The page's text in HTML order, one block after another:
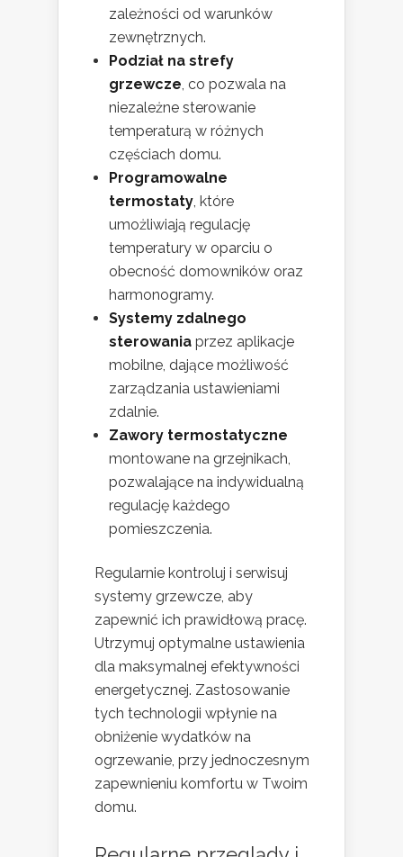
zależności od warunków
zewnętrznych.
Podział na strefy
grzewcze, co pozwala na
niezależne sterowanie
temperaturą w różnych
częściach domu.
Programowalne
termostaty, które
umożliwiają regulację
temperatury w oparciu o
obecność domowników oraz
harmonogramy.
Systemy zdalnego
sterowania przez aplikacje
mobilne, dające możliwość
zarządzania ustawieniami
zdalnie.
Zawory termostatyczne
montowane na grzejnikach,
pozwalające na indywidualną
regulację każdego
pomieszczenia.
Regularnie kontroluj i serwisuj
systemy grzewcze, aby
zapewnić ich prawidłową pracę.
Utrzymuj optymalne ustawienia
dla maksymalnej efektywności
energetycznej. Zastosowanie
tych technologii wpłynie na
obniżenie wydatków na
ogrzewanie, przy jednoczesnym
zapewnieniu komfortu w Twoim
domu.